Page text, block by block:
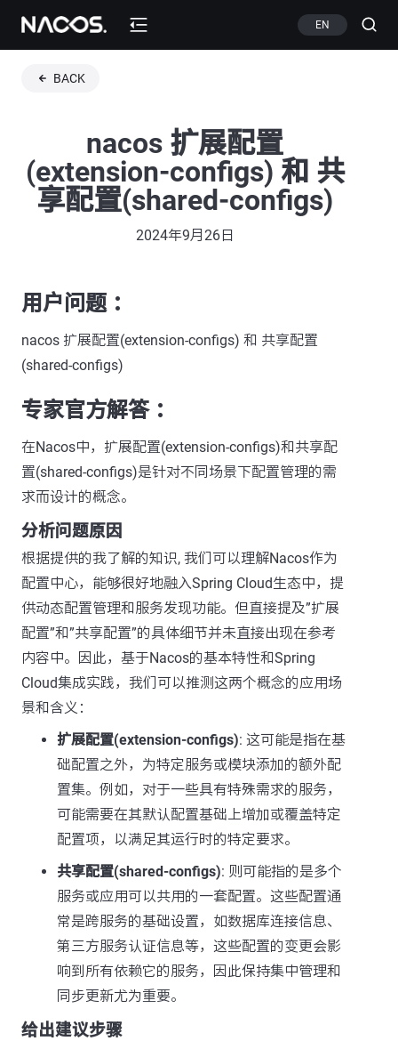
EN
BACK
nacos 扩展配置
(extension-configs) 和 共
享配置(shared-configs)
2024年9月26日
用户问题 ：
nacos 扩展配置(extension-configs) 和 共享配置
(shared-configs)
专家官方解答 ：
在Nacos中，扩展配置(extension-configs)和共享配
置(shared-configs)是针对不同场景下配置管理的需
求而设计的概念。
分析问题原因
根据提供的我了解的知识, 我们可以理解Nacos作为
配置中心，能够很好地融入Spring Cloud生态中，提
供动态配置管理和服务发现功能。但直接提及”扩展
配置”和”共享配置”的具体细节并未直接出现在参考
内容中。因此，基于Nacos的基本特性和Spring
Cloud集成实践，我们可以推测这两个概念的应用场
景和含义：
扩展配置(extension-configs): 这可能是指在基
础配置之外，为特定服务或模块添加的额外配
置集。例如，对于一些具有特殊需求的服务，
可能需要在其默认配置基础上增加或覆盖特定
配置项，以满足其运行时的特定要求。
共享配置(shared-configs): 则可能指的是多个
服务或应用可以共用的一套配置。这些配置通
常是跨服务的基础设置，如数据库连接信息、
第三方服务认证信息等，这些配置的变更会影
响到所有依赖它的服务，因此保持集中管理和
同步更新尤为重要。
给出建议步骤